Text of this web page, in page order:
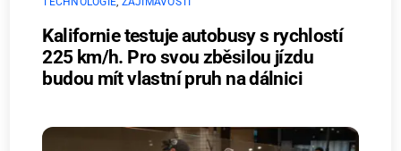
Kalifornie testuje autobusy s rychlostí
225 km/h. Pro svou zběsilou jízdu
budou mít vlastní pruh na dálnici